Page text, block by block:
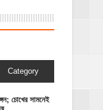
Category
চোখের সামনেই